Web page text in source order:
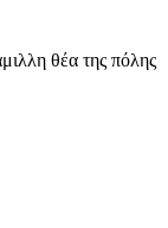
θέα της πόλης